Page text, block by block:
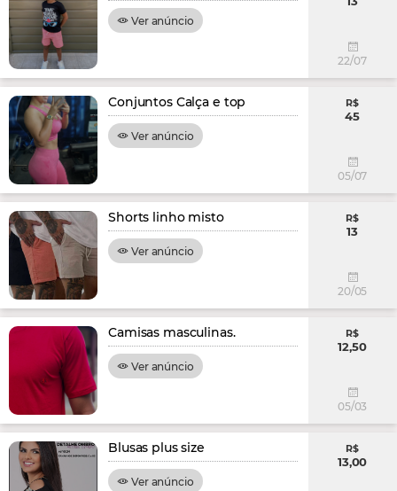
Ver anúncio
22/07
Conjuntos Calça e top
Ver anúncio
R$
45
05/07
Shorts linho misto
Ver anúncio
R$
13
20/05
Camisas masculinas.
Ver anúncio
R$
12,50
05/03
Blusas plus size
Ver anúncio
R$
13,00